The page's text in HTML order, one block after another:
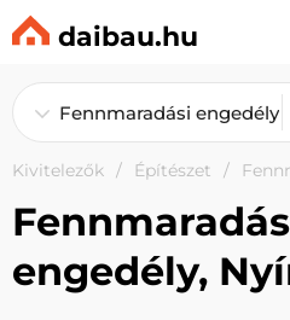
daibau.hu
Kivitelezők Építészet
engedély,